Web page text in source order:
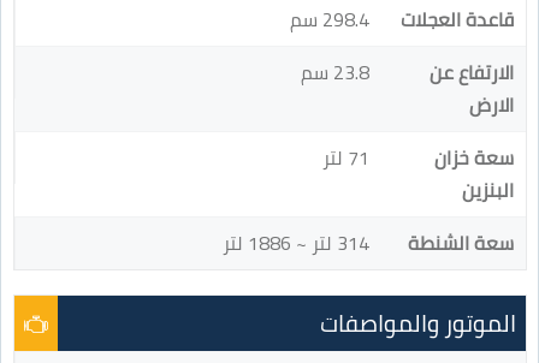
قاعدة العجلات
298.4 سم
الارتفاع عن
الارض
23.8 سم
سعة خزان
البنزين
71 لتر
سعة الشنطة 314 لتر ~ 1886 لتر
الموتور والمواصفات